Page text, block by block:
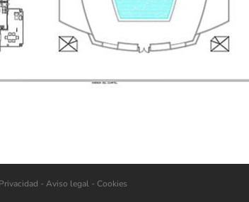
- Aviso legal - Cookies